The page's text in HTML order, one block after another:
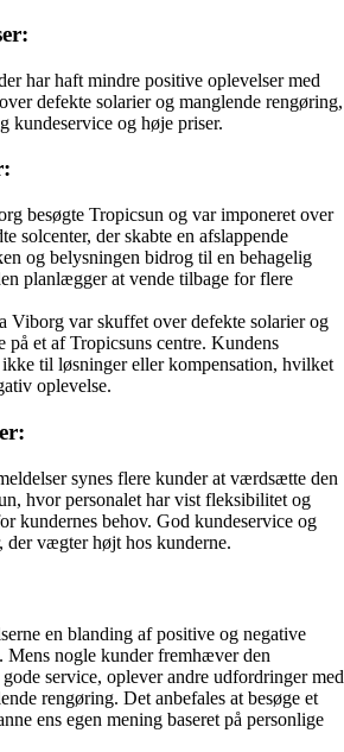
har haft mindre positive oplevelser med
defekte solarier og manglende rengøring,
kundeservice og høje priser.
besøgte Tropicsun og var imponeret over
solcenter, der skabte en afslappende
og belysningen bidrog til en behagelig
planlægger at vende tilbage for flere
Viborg var skuffet over defekte solarier og
på et af Tropicsuns centre. Kundens
til løsninger eller kompensation, hvilket
oplevelse.
synes flere kunder at værdsætte den
hvor personalet har vist fleksibilitet og
kundernes behov. God kundeservice og
der vægter højt hos kunderne.
en blanding af positive og negative
Mens nogle kunder fremhæver den
service, oplever andre udfordringer med
rengøring. Det anbefales at besøge et
ens egen mening baseret på personlige